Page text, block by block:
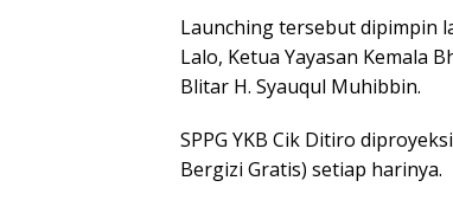
Launching tersebut dipimpin
Lalo, Ketua Yayasan Kemala
Blitar H. Syauqul Muhibbin.
SPPG YKB Cik Ditiro
Bergizi Gratis) setiap harinya.